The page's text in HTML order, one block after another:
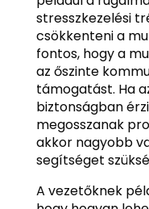
stresszkezelési
csökkenteni a
fontos, hogy a
az őszinte
támogatást. Ha
biztonságban
megosszanak
akkor nagyobb
segítséget
A vezetőknek